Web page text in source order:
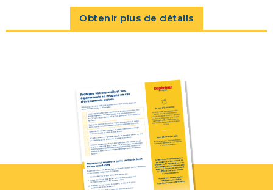
Obtenir plus de détails